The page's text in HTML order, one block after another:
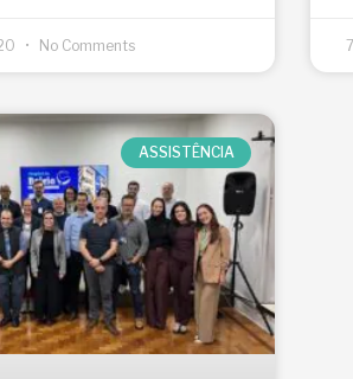
No Comments
ASSISTÊNCIA